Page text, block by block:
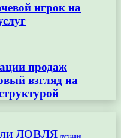
игрок на
продаж
взгляд на
ловля лучшие